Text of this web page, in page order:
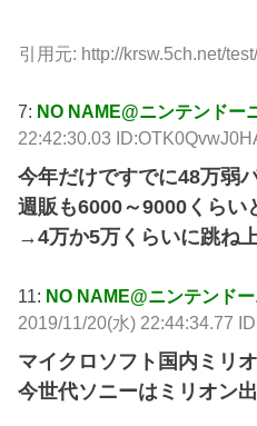
引用元: http://krsw.5ch.net/
7: NO NAME@ニンテンドー
22:42:30.03
今年だけですでに48万弱
週販も6000～9000くらい
→4万か5万くらいに跳ね
11: NO NAME@ニンテンド
2019/11/20(水) 22:44:34.77
マイクロソフト国内ミリ
今世代ソニーはミリオン